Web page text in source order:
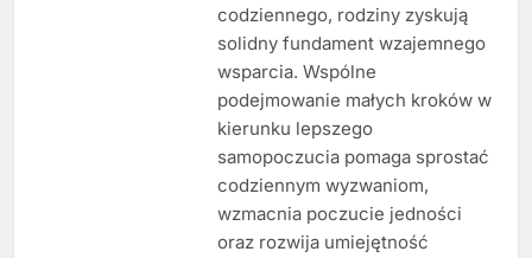
codziennego, rodziny zyskują
solidny fundament wzajemnego
wsparcia. Wspólne
podejmowanie małych kroków w
kierunku lepszego
samopoczucia pomaga sprostać
codziennym wyzwaniom,
wzmacnia poczucie jedności
oraz rozwija umiejętność